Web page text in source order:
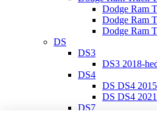
Dodge Ram
Dodge Ram
Dodge Ram
DS
DS3
DS3 2018-
DS4
DS DS4
DS DS4
DS7